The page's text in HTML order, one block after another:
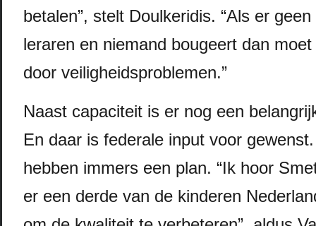
betalen”, stelt Doulkeridis. “Als er
leraren en niemand bougeert dan
door veiligheidsproblemen.”
Naast capaciteit is er nog een
En daar is federale input voor
hebben immers een plan. “Ik hoor
er een derde van de kinderen